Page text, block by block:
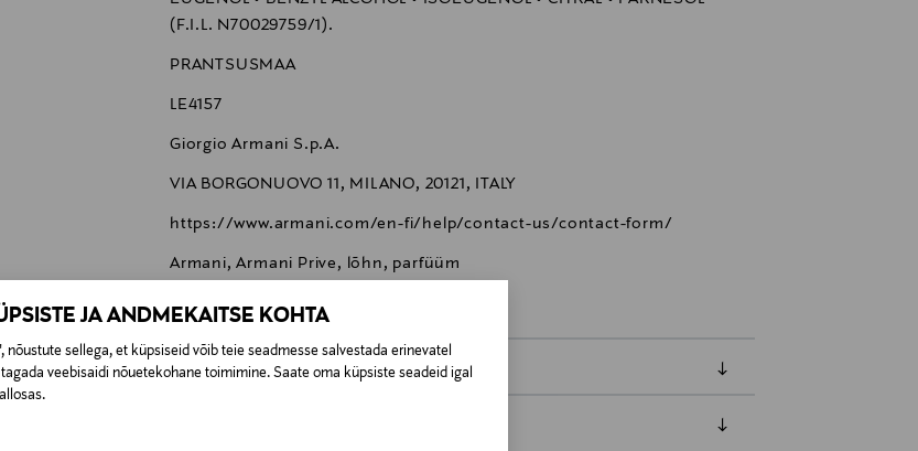
JA ANDMEKAITSE KOHTA
nõustute sellega, et küpsiseid võib teie seadmesse salvestada erinevatel
veebisaidi nõuetekohane toimimine. Saate oma küpsiste seadeid igal
(F.I.L. N70029759/1).
PRANTSUSMAA
LE4157
Giorgio Armani S.p.A.
VIA BORGONUOVO 11, MILANO, 20121, ITALY
https://www.armani.com/en-fi/help/contact-us/contact-form/
Armani, Armani Prive, lõhn, parfüüm